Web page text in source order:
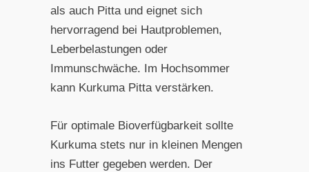
als auch Pitta und eignet sich
hervorragend bei Hautproblemen,
Leberbelastungen oder
Immunschwäche. Im Hochsommer
kann Kurkuma Pitta verstärken.
Für optimale Bioverfügbarkeit sollte
Kurkuma stets nur in kleinen Mengen
ins Futter gegeben werden. Der